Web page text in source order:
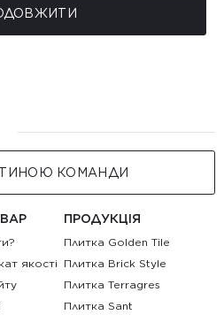
КОМАНДИ
якості
ПРОДУКЦІЯ
Плитка Golden Tile
Плитка Brick Style
Плитка Terragres
Плитка Sant